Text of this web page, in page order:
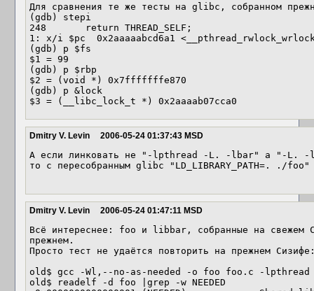
Для сравнения те же тесты на glibc, собранном
(gdb) stepi
248       return THREAD_SELF;
1: x/i $pc  0x2aaaaabcd6a1
(gdb) p $fs
$1 = 99
(gdb) p $rbp
$2 = (void *) 0x7fffffffe870
(gdb) p &lock
Dmitry V. Levin 2006-05-24 01:37:43 MSD
А если линковать не "-lpthread -L. -lbar" а "-L.
то c пересобранным glibc "LD_LIBRARY_PATH=. ./
Dmitry V. Levin 2006-05-24 01:47:11 MSD
Всё интереснее: foo и libbar, собранные на свежем
прежнем.
Просто тест не удаётся повторить на прежнем
old$ gcc -Wl,--no-as-needed -o foo foo.c -lpthread
old$ readelf -d foo |grep -w NEEDED